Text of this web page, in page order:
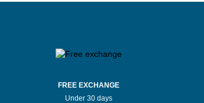
FREE EXCHANGE
Under 30 days